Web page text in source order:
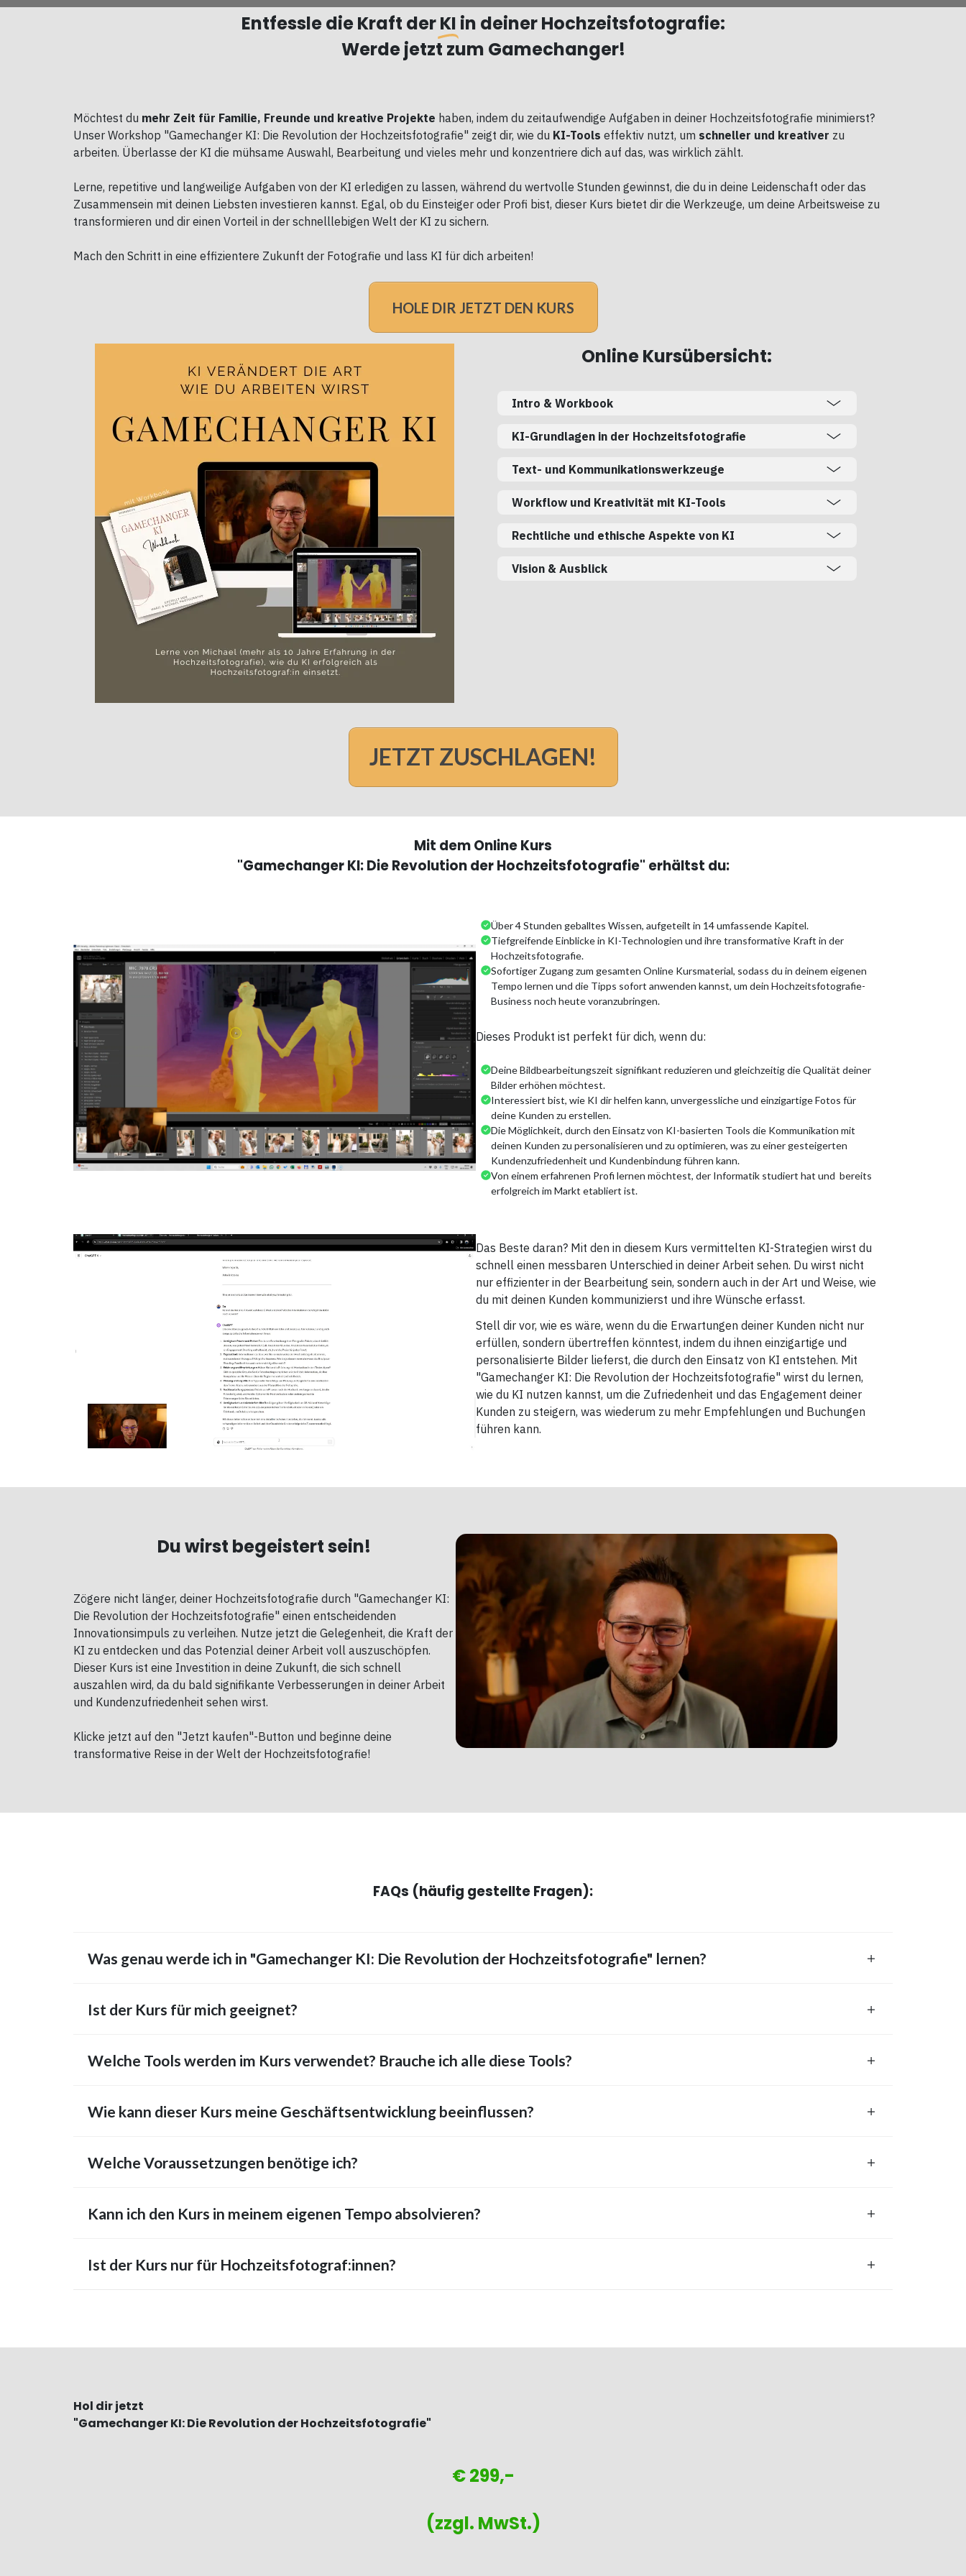
Entfessle die Kraft derKI in deiner Hochzeitsfotografie:
Werde jetzt zum Gamechanger!
Möchtest du mehr Zeit für Familie, Freunde und kreative Projekte haben, indem du zeitaufwendige Aufgaben in deiner Hochzeitsfotografie minimierst?
Unser Workshop "Gamechanger KI: Die Revolution der Hochzeitsfotografie" zeigt dir, wie du KI-Tools effektiv nutzt, um schneller und kreativer zu
arbeiten. Überlasse der KI die mühsame Auswahl, Bearbeitung und vieles mehr und konzentriere dich auf das, was wirklich zählt.
Lerne, repetitive und langweilige Aufgaben von der KI erledigen zu lassen, während du wertvolle Stunden gewinnst, die du in deine Leidenschaft oder das
Zusammensein mit deinen Liebsten investieren kannst. Egal, ob du Einsteiger oder Profi bist, dieser Kurs bietet dir die Werkzeuge, um deine Arbeitsweise zu
transformieren und dir einen Vorteil in der schnelllebigen Welt der KI zu sichern.
Mach den Schritt in eine effizientere Zukunft der Fotografie und lass KI für dich arbeiten!
HOLE DIR JETZT DEN KURS
Online Kursübersicht:
Intro & Workbook
KI-Grundlagen in der Hochzeitsfotografie
Text- und Kommunikationswerkzeuge
Workflow und Kreativität mit KI-Tools
Rechtliche und ethische Aspekte von KI
Vision & Ausblick
JETZT ZUSCHLAGEN!
Mit dem Online Kurs
"Gamechanger KI: Die Revolution der Hochzeitsfotografie" erhältst du:
Über 4 Stunden geballtes Wissen, aufgeteilt in 14 umfassende Kapitel.
Tiefgreifende Einblicke in KI-Technologien und ihre transformative Kraft in der
Hochzeitsfotografie.
Sofortiger Zugang zum gesamten Online Kursmaterial, sodass du in deinem eigenen
Tempo lernen und die Tipps sofort anwenden kannst, um dein Hochzeitsfotografie-
Business noch heute voranzubringen.
Dieses Produkt ist perfekt für dich, wenn du:
Deine Bildbearbeitungszeit signifikant reduzieren und gleichzeitig die Qualität deiner
Bilder erhöhen möchtest.
Interessiert bist, wie KI dir helfen kann, unvergessliche und einzigartige Fotos für
deine Kunden zu erstellen.
Die Möglichkeit, durch den Einsatz von KI-basierten Tools die Kommunikation mit
deinen Kunden zu personalisieren und zu optimieren, was zu einer gesteigerten
Kundenzufriedenheit und Kundenbindung führen kann.
Von einem erfahrenen Profi lernen möchtest, der Informatik studiert hat und bereits
erfolgreich im Markt etabliert ist.
Das Beste daran? Mit den in diesem Kurs vermittelten KI-Strategien wirst du
schnell einen messbaren Unterschied in deiner Arbeit sehen. Du wirst nicht
nur effizienter in der Bearbeitung sein, sondern auch in der Art und Weise, wie
du mit deinen Kunden kommunizierst und ihre Wünsche erfasst.
Stell dir vor, wie es wäre, wenn du die Erwartungen deiner Kunden nicht nur
erfüllen, sondern übertreffen könntest, indem du ihnen einzigartige und
personalisierte Bilder lieferst, die durch den Einsatz von KI entstehen. Mit
"Gamechanger KI: Die Revolution der Hochzeitsfotografie" wirst du lernen,
wie du KI nutzen kannst, um die Zufriedenheit und das Engagement deiner
Kunden zu steigern, was wiederum zu mehr Empfehlungen und Buchungen
führen kann.
Du wirst begeistert sein!
Zögere nicht länger, deiner Hochzeitsfotografie durch "Gamechanger KI:
Die Revolution der Hochzeitsfotografie" einen entscheidenden
Innovationsimpuls zu verleihen. Nutze jetzt die Gelegenheit, die Kraft der
KI zu entdecken und das Potenzial deiner Arbeit voll auszuschöpfen.
Dieser Kurs ist eine Investition in deine Zukunft, die sich schnell
auszahlen wird, da du bald signifikante Verbesserungen in deiner Arbeit
und Kundenzufriedenheit sehen wirst.
Klicke jetzt auf den "Jetzt kaufen"-Button und beginne deine
transformative Reise in der Welt der Hochzeitsfotografie!
FAQs (häufig gestellte Fragen):
Was genau werde ich in "Gamechanger KI: Die Revolution der Hochzeitsfotografie" lernen?
Ist der Kurs für mich geeignet?
Welche Tools werden im Kurs verwendet? Brauche ich alle diese Tools?
Wie kann dieser Kurs meine Geschäftsentwicklung beeinflussen?
Welche Voraussetzungen benötige ich?
Kann ich den Kurs in meinem eigenen Tempo absolvieren?
Ist der Kurs nur für Hochzeitsfotograf:innen?
Hol dir jetzt
"Gamechanger KI: Die Revolution der Hochzeitsfotografie"
€ 299,-
(zzgl. MwSt.)